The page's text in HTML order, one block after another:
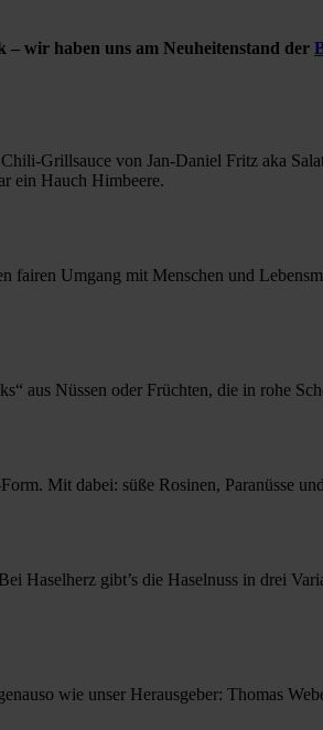
wir haben uns am Neuheitenstand der
Grillsauce von Jan-Daniel Fritz aka
ein Hauch Himbeere.
fairen Umgang mit Menschen und
aus Nüssen oder Früchten, die in rohe
Mit dabei: süße Rosinen, Paranüsse
Haselherz gibt’s die Haselnuss in drei
wie unser Herausgeber: Thomas